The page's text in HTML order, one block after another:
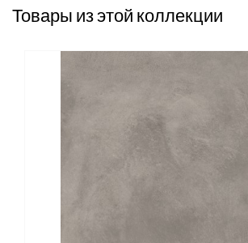
Товары из этой коллекции